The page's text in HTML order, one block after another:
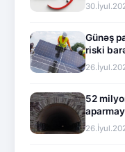
Günəş
riski
52